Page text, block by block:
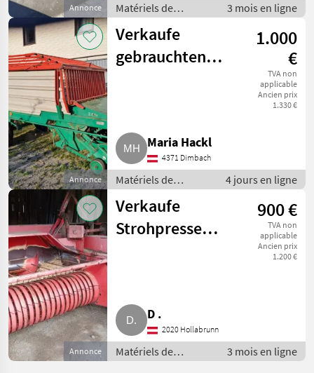
Annonce
Matériels de
fenaison / Presses
moyenne densité
3 mois en ligne
Annonce
Verkaufe
gebrauchten
1.000
€
TVA non
applicable
Ancien prix
1.330 €
Maria Hackl
4371 Dimbach
Matériels de
fenaison /
Autochargeuses
4 jours en ligne
Annonce
Verkaufe
Strohpresse
900 €
TVA non
applicable
Ancien prix
1.200 €
D .
2020 Hollabrunn
Matériels de
fenaison / Presses
3 mois en ligne